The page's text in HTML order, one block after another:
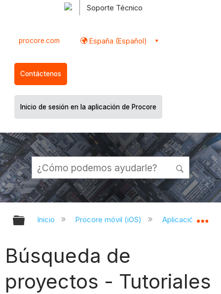
Soporte Técnico
procore.com España (Español)
Contáctenos
Inicio de sesión en la aplicación de Procore
Expandir/contraer jerarquía global
Inicio Procore móvil (iOS) Aplicación
Búsqueda de
proyectos - Tutoriales